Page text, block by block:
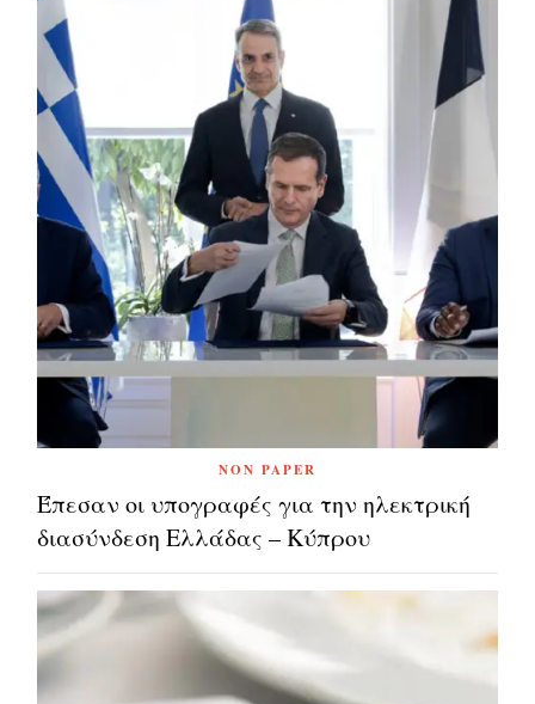
NON PAPER
Έπεσαν οι υπογραφές για την ηλεκτρική
διασύνδεση Ελλάδας – Κύπρου